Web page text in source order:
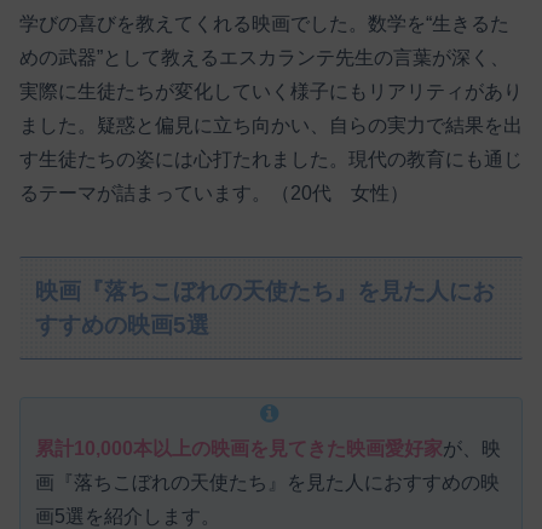
学びの喜びを教えてくれる映画でした。数学を“生きるた
めの武器”として教えるエスカランテ先生の言葉が深く、
実際に生徒たちが変化していく様子にもリアリティがあり
ました。疑惑と偏見に立ち向かい、自らの実力で結果を出
す生徒たちの姿には心打たれました。現代の教育にも通じ
るテーマが詰まっています。（20代 女性）
映画『落ちこぼれの天使たち』を見た人にお
すすめの映画5選
累計10,000本以上の映画を見てきた映画愛好家が、映
画『落ちこぼれの天使たち』を見た人におすすめの映
画5選を紹介します。